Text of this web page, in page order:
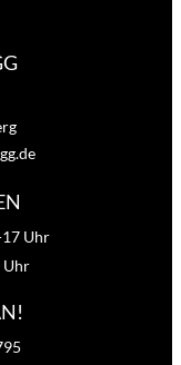
Uhr
Uhr